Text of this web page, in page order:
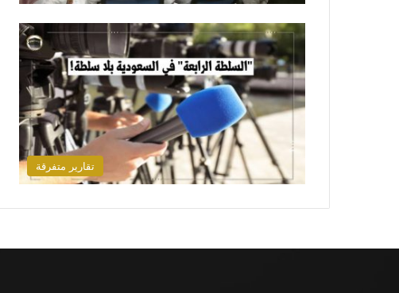
تقارير متفرقة